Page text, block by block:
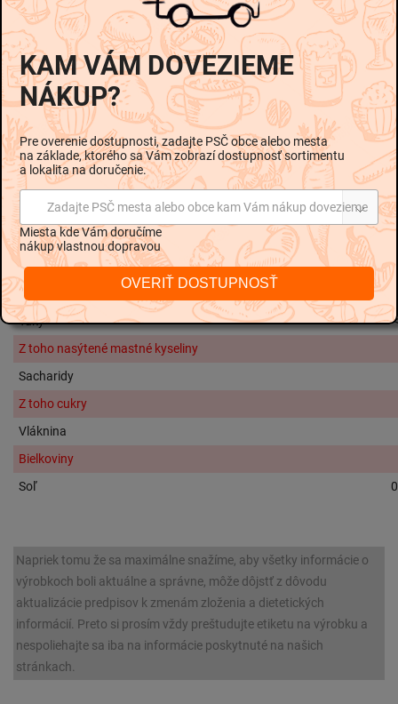
šťavy z koncentrátov: jablko, jahoda, malina, pomaranč,
citrón, ananás, Kyselina: kyselina citrónová, Ovocné a
rastlinné koncentráty: požlt farbiarsky, riasa spirulina,
jablko, čierna baza, pomaranč, čierne ríbezle, kiwi, citrón,
arónia, mango, mučenka, hrozno, Aróma, Extrakt z bazy
čiernej, Leštiace látky: včelí vosk biely a žltý, karnaubský
vosk
Skladovanie
Minimálna trvanlivosť do konca ...(viď tlač na zadnej
strane). Chráňte pred teplom a vlhkom.
Nutričné hodnoty na 100g:
Energetická hodnota
1459 kJ /
Tuky
Z toho nasýtené mastné kyseliny
Sacharidy
Z toho cukry
Vláknina
Bielkoviny
Soľ
Napriek tomu že sa maximálne snažíme, aby všetky informácie o
výrobkoch boli aktuálne a správne, môže dôjstť z dôvodu
aktualizácie predpisov k zmenám zloženia a dietetických
informácií. Preto si prosím vždy preštudujte etiketu na výrobku a
nespoliehajte sa iba na informácie poskytnuté na našich
stránkach.
KAM VÁM DOVEZIEME
NÁKUP?
Pre overenie dostupnosti, zadajte PSČ obce alebo mesta
na základe, ktorého sa Vám zobrazí dostupnosť sortimentu
a lokalita na doručenie.
Zadajte PSČ mesta alebo obce kam Vám nákup dovezieme
Miesta kde Vám doručíme
nákup vlastnou dopravou
OVERIŤ DOSTUPNOSŤ